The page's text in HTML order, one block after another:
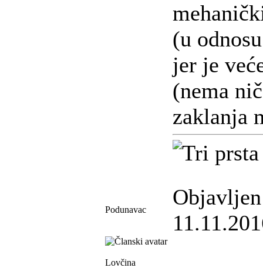
(u
jer je
(nema
zaklanja
Podunavac
Objavljen
Lovčina